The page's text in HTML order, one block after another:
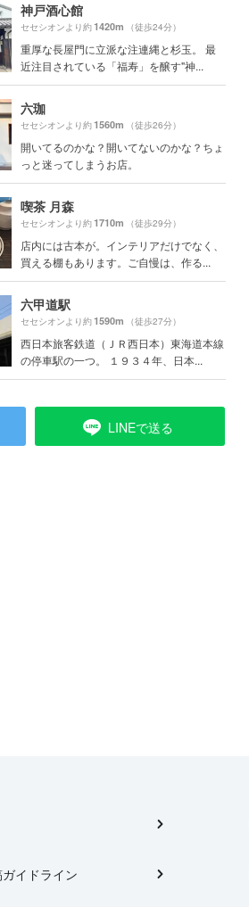
神戸酒心館
セセシオンより約1420m （徒歩24分）
重厚な長屋門に立派な注連縄と杉玉。 最
近注目されている「福寿」を醸す"神...
六珈
セセシオンより約1560m （徒歩26分）
開いてるのかな？開いてないのかな？ちょ
っと迷ってしまうお店。
喫茶 月森
セセシオンより約1710m （徒歩29分）
店内には古本が。インテリアだけでなく、
買える棚もあります。ご自慢は、作る...
六甲道駅
セセシオンより約1590m （徒歩27分）
西日本旅客鉄道（ＪＲ西日本）東海道本線
の停車駅の一つ。 １９３４年、日本...
LINEで送る
イドライン